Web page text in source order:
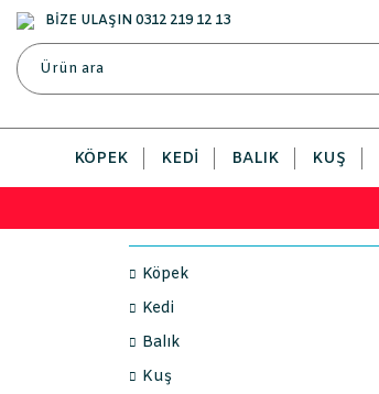
BİZE ULAŞIN 0312 219 12 13
KÖPEK KEDI BALIK KUŞ
Köpek
Kedi
Balık
Kuş